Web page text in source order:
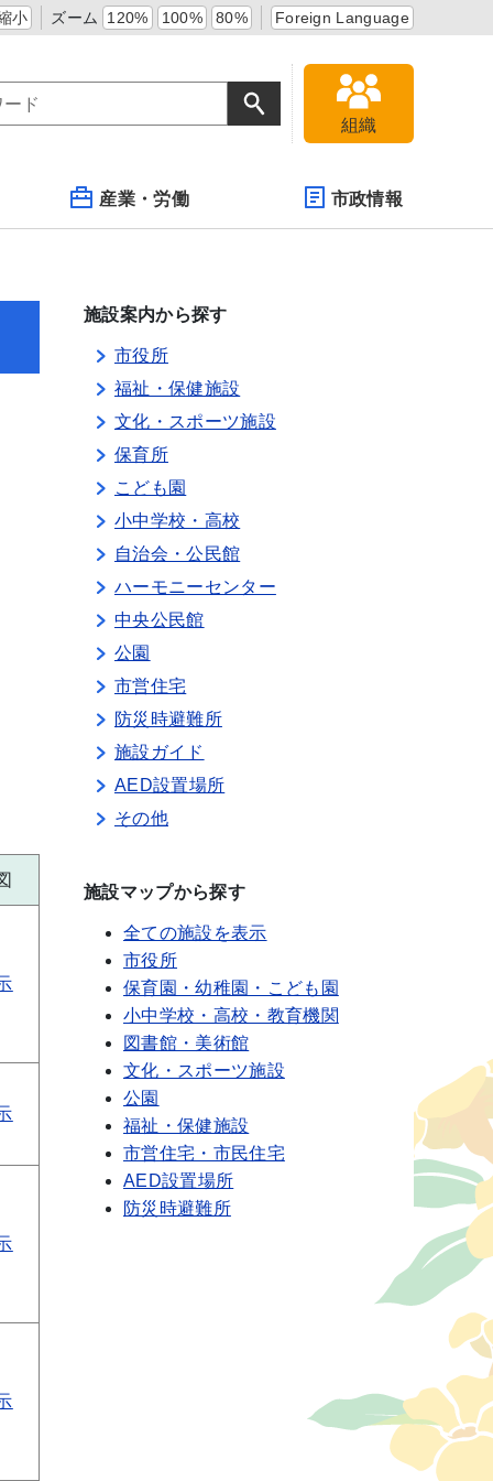
小 ズーム 120% 100% 80% Foreign Language
組織
産業・労働 市政情報
施設案内から探す
市役所
福祉・保健施設
文化・スポーツ施設
保育所
こども園
小中学校・高校
自治会・公民館
ハーモニーセンター
中央公民館
公園
市営住宅
防災時避難所
施設ガイド
AED設置場所
その他
施設マップから探す
全ての施設を表示
市役所
保育園・幼稚園・こども園
小中学校・高校・教育機関
図書館・美術館
文化・スポーツ施設
公園
福祉・保健施設
市営住宅・市民住宅
AED設置場所
防災時避難所